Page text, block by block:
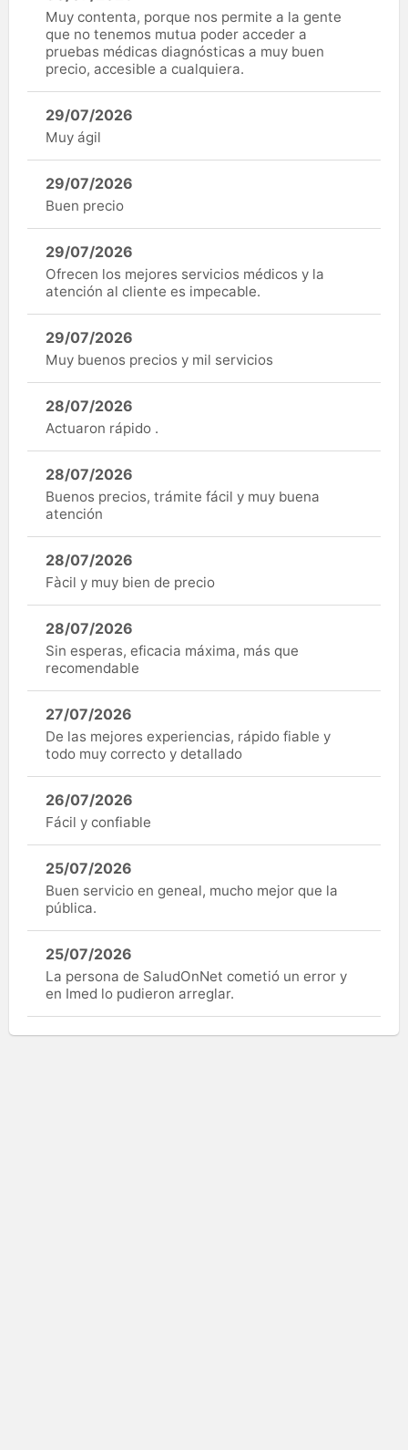
Muy contenta, porque nos permite a la gente
que no tenemos mutua poder acceder a
pruebas médicas diagnósticas a muy buen
precio, accesible a cualquiera.
29/07/2026
Muy ágil
29/07/2026
Buen precio
29/07/2026
Ofrecen los mejores servicios médicos y la
atención al cliente es impecable.
29/07/2026
Muy buenos precios y mil servicios
28/07/2026
Actuaron rápido .
28/07/2026
Buenos precios, trámite fácil y muy buena
atención
28/07/2026
Fàcil y muy bien de precio
28/07/2026
Sin esperas, eficacia máxima, más que
recomendable
27/07/2026
De las mejores experiencias, rápido fiable y
todo muy correcto y detallado
26/07/2026
Fácil y confiable
25/07/2026
Buen servicio en geneal, mucho mejor que la
pública.
25/07/2026
La persona de SaludOnNet cometió un error y
en Imed lo pudieron arreglar.